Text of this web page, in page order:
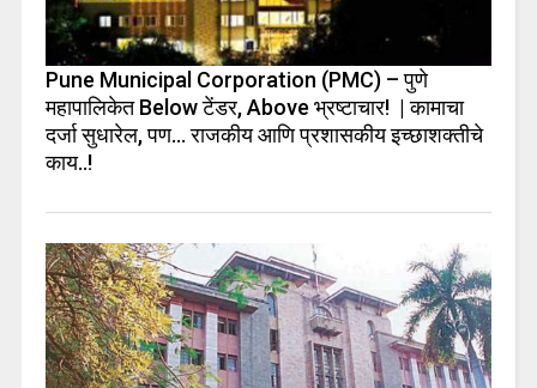
Pune Municipal Corporation (PMC) – पुणे
महापालिकेत Below टेंडर, Above भ्रष्टाचार! | कामाचा
दर्जा सुधारेल, पण… राजकीय आणि प्रशासकीय इच्छाशक्तीचे
काय..!